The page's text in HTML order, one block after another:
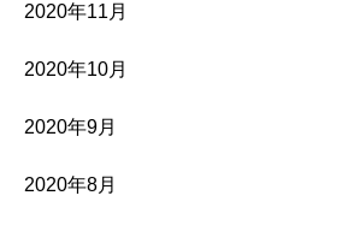
2020年11月
2020年10月
2020年9月
2020年8月